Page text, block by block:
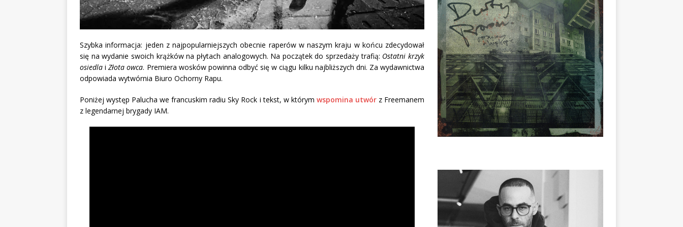
Szybka informacja: jeden z najpopularniejszych obecnie raperów w naszym kraju w końcu zdecydował
się na wydanie swoich krążków na płytach analogowych. Na początek do sprzedaży trafią: Ostatni krzyk
osiedla iZłota owca. Premiera wosków powinna odbyć się w ciągu kilku najbliższych dni. Za wydawnictwa
odpowiada wytwórnia Biuro Ochorny Rapu.
Poniżej występ Palucha we francuskim radiu Sky Rock i tekst, w którym wspomina utwórz Freemanem
z legendarnej brygady IAM.